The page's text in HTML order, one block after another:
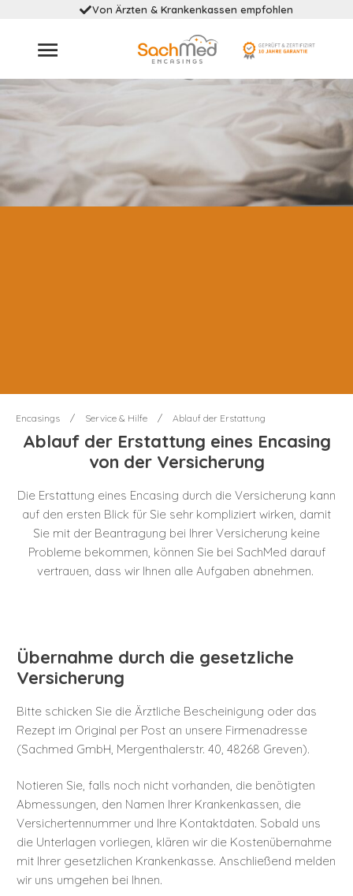
Von Ärzten & Krankenkassen empfohlen
Encasings / Service & Hilfe / Ablauf der Erstattung
Ablauf der Erstattung eines Encasing
von der Versicherung
Die Erstattung eines Encasing durch die Versicherung kann
auf den ersten Blick für Sie sehr kompliziert wirken, damit
Sie mit der Beantragung bei Ihrer Versicherung keine
Probleme bekommen, können Sie bei SachMed darauf
vertrauen, dass wir Ihnen alle Aufgaben abnehmen.
Übernahme durch die gesetzliche
Versicherung
Bitte schicken Sie die Ärztliche Bescheinigung oder das
Rezept im Original per Post an unsere Firmenadresse
(Sachmed GmbH, Mergenthalerstr. 40, 48268 Greven).
Notieren Sie, falls noch nicht vorhanden, die benötigten
Abmessungen, den Namen Ihrer Krankenkassen, die
Versichertennummer und Ihre Kontaktdaten. Sobald uns
die Unterlagen vorliegen, klären wir die Kostenübernahme
mit Ihrer gesetzlichen Krankenkasse. Anschließend melden
wir uns umgehen bei Ihnen.